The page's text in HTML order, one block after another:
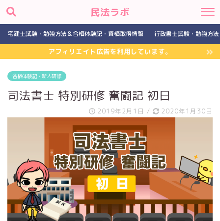
民法ラボ
宅建士試験・勉強方法＆合格体験記・資格取得情報 行政書士試験・勉強方
アフィリエイト広告を利用しています。
合格体験記・新人研修
司法書士 特別研修 奮闘記 初日
2019年2月1日 / 2020年1月30日